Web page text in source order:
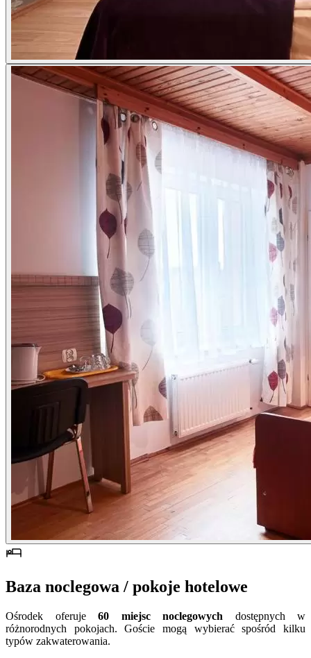
Baza noclegowa / pokoje hotelowe
Ośrodek oferuje 60 miejsc noclegowych dostępnych w
różnorodnych pokojach. Goście mogą wybierać spośród kilku
typów zakwaterowania.